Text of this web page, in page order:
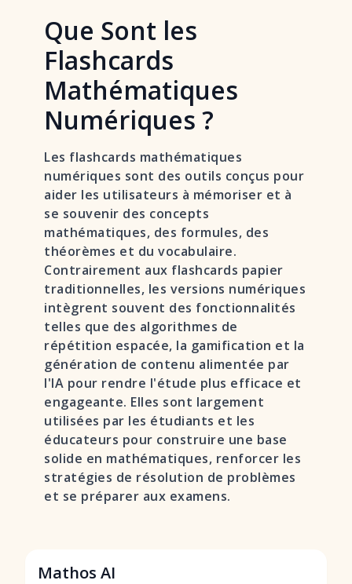
Que Sont les
Flashcards
Mathématiques
Numériques ?
Les flashcards mathématiques
numériques sont des outils conçus pour
aider les utilisateurs à mémoriser et à
se souvenir des concepts
mathématiques, des formules, des
théorèmes et du vocabulaire.
Contrairement aux flashcards papier
traditionnelles, les versions numériques
intègrent souvent des fonctionnalités
telles que des algorithmes de
répétition espacée, la gamification et la
génération de contenu alimentée par
l'IA pour rendre l'étude plus efficace et
engageante. Elles sont largement
utilisées par les étudiants et les
éducateurs pour construire une base
solide en mathématiques, renforcer les
stratégies de résolution de problèmes
et se préparer aux examens.
Mathos AI